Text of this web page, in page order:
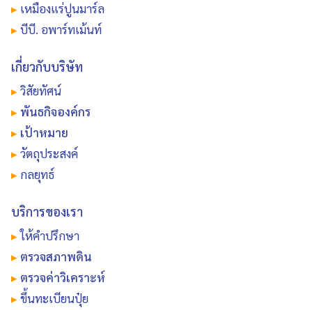
▸ เหมืองแร่ปูนมาร์ล
▸บีบี. อพาร์ทเม้นท์
เกี่ยวกับบริษัท
▸วิสัยทัศน์
▸ พันธกิจองค์กร
▸ เป้าหมาย
▸วัตถุประสงค์
▸ กลยุทธ์
บริการของเรา
▸ให้คำปรึกษา
▸ ตรวจสภาพดิน
▸ ตรวจค่าวิเคราะห์
▸ขึ้นทะเบียนปุ๋ย